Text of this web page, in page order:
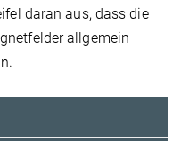
daran aus, dass die
allgemein